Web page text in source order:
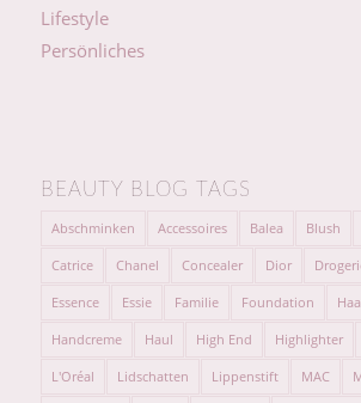
Lifestyle
Persönliches
BEAUTY BLOG TAGS
Abschminken Accessoires Balea Blush
Catrice Chanel Concealer Dior
Essence Essie Familie Foundation
Handcreme Haul High End Highlighter
L'Oréal Lidschatten Lippenstift MAC